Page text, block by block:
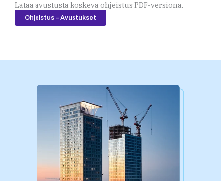
Lataa avustusta koskeva ohjeistus PDF-versiona.
Ohjeistus – Avustukset